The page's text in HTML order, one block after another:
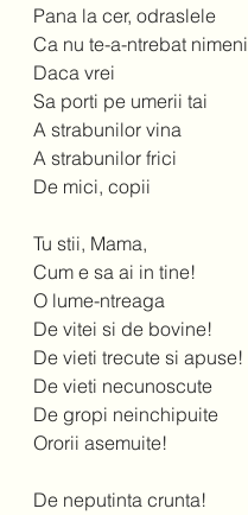
Pana la cer, odraslele
Ca nu te-a-ntrebat nimeni
Daca vrei
Sa porti pe umerii tai
A strabunilor vina
A strabunilor frici
De mici, copii
Tu stii, Mama,
Cum e sa ai in tine!
O lume-ntreaga
De vitei si de bovine!
De vieti trecute si apuse!
De vieti necunoscute
De gropi neinchipuite
Ororii asemuite!
De neputinta crunta!